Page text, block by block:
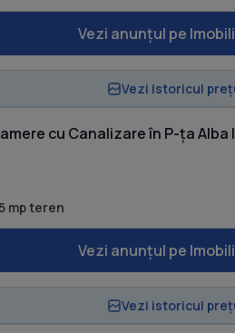
Vezi anunțul pe
Vezi istoricul
cu Canalizare în P-ța Alba
mp teren
Vezi anunțul pe
Vezi istoricul